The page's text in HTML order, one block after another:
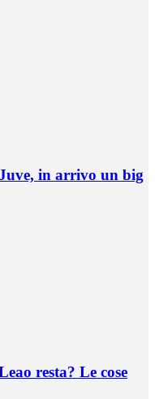
in arrivo un big
resta? Le cose